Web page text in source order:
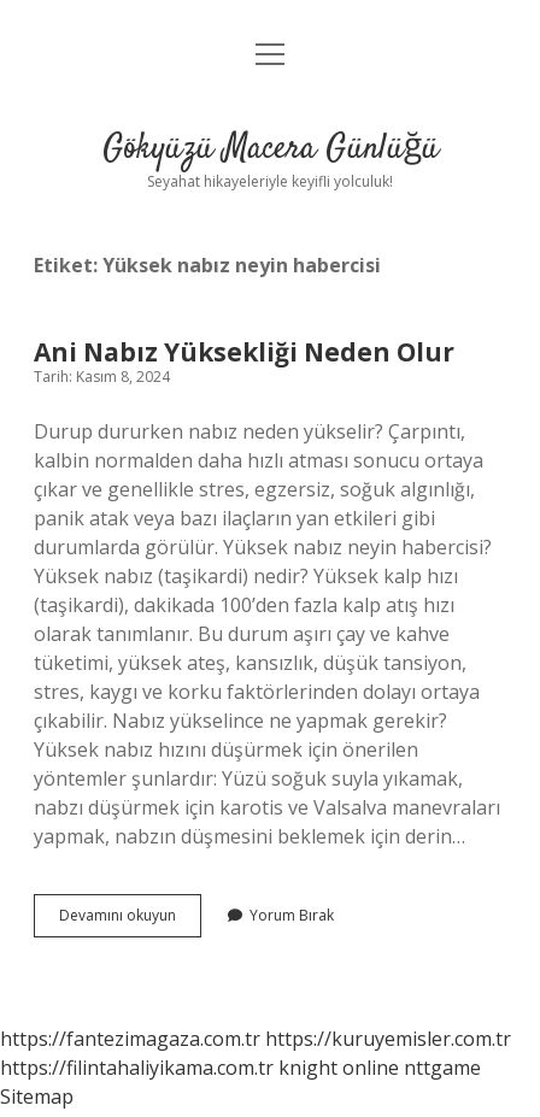
Anasayfa
Yasal Uyarı
menüyü
Gökyüzü Macera Günlüğü
Seyahat hikayeleriyle keyifli yolculuk!
Etiket:Yüksek nabız neyin habercisi
Ani Nabız Yüksekliği Neden Olur
Tarih: Kasım 8, 2024
Durup dururken nabız neden yükselir? Çarpıntı,
kalbin normalden daha hızlı atması sonucu ortaya
çıkar ve genellikle stres, egzersiz, soğuk algınlığı,
panik atak veya bazı ilaçların yan etkileri gibi
durumlarda görülür. Yüksek nabız neyin habercisi?
Yüksek nabız (taşikardi) nedir? Yüksek kalp hızı
(taşikardi), dakikada 100’den fazla kalp atış hızı
olarak tanımlanır. Bu durum aşırı çay ve kahve
tüketimi, yüksek ateş, kansızlık, düşük tansiyon,
stres, kaygı ve korku faktörlerinden dolayı ortaya
çıkabilir. Nabız yükselince ne yapmak gerekir?
Yüksek nabız hızını düşürmek için önerilen
yöntemler şunlardır: Yüzü soğuk suyla yıkamak,
nabzı düşürmek için karotis ve Valsalva manevraları
yapmak, nabzın düşmesini beklemek için derin…
Devamını okuyun
Nabız
Yorum Bırak
https://fantezimagaza.com.tr https://kuruyemisler.com.tr
https://filintahaliyikama.com.tr knight online nttgame
Sitemap